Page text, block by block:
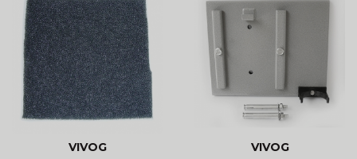
VIVOG
VIVOG